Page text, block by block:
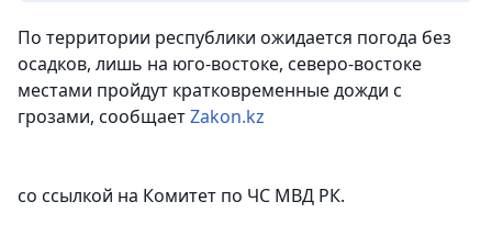
По территории республики ожидается погода без
осадков, лишь на юго-востоке, северо-востоке
местами пройдут кратковременные дожди с
грозами, сообщаетZakon.kz
со ссылкой на Комитет по ЧС МВД РК.